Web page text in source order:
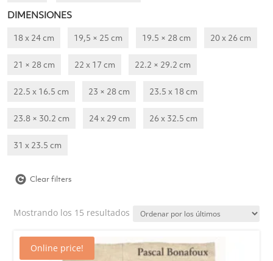
DIMENSIONES
18 x 24 cm 19,5 × 25 cm 19.5 × 28 cm 20 x 26 cm
21 × 28 cm 22 x 17 cm 22.2 × 29.2 cm
22.5 x 16.5 cm 23 × 28 cm 23.5 x 18 cm
23.8 × 30.2 cm 24 x 29 cm 26 x 32.5 cm
31 x 23.5 cm
Clear filters
Mostrando los 15 resultados Ordenado
los
últimos
Online price!